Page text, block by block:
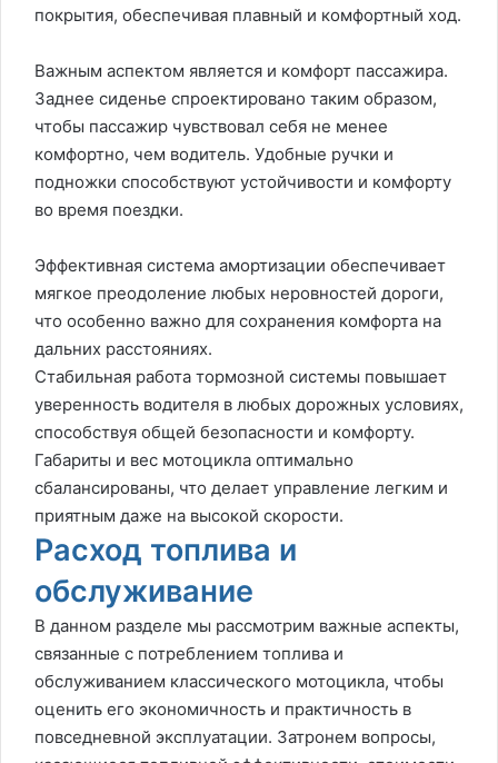
покрытия, обеспечивая плавный и комфортный ход.
Важным аспектом является и комфорт пассажира.
Заднее сиденье спроектировано таким образом,
чтобы пассажир чувствовал себя не менее
комфортно, чем водитель. Удобные ручки и
подножки способствуют устойчивости и комфорту
во время поездки.
Эффективная система амортизации обеспечивает
мягкое преодоление любых неровностей дороги,
что особенно важно для сохранения комфорта на
дальних расстояниях.
Стабильная работа тормозной системы повышает
уверенность водителя в любых дорожных условиях,
способствуя общей безопасности и комфорту.
Габариты и вес мотоцикла оптимально
сбалансированы, что делает управление легким и
приятным даже на высокой скорости.
Расход топлива и
обслуживание
В данном разделе мы рассмотрим важные аспекты,
связанные с потреблением топлива и
обслуживанием классического мотоцикла, чтобы
оценить его экономичность и практичность в
повседневной эксплуатации. Затронем вопросы,